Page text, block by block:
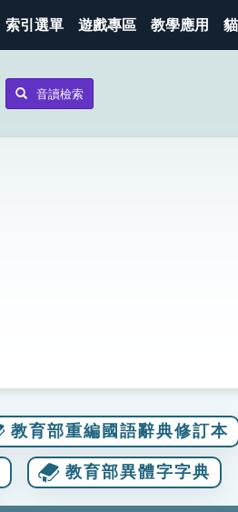
索引選單 遊戲專區 教學應用
音讀檢索
教育部重編國語辭典修訂本
教育部異體字字典